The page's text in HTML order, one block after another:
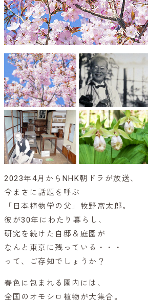
2023年4月からNHK朝ドラが放送、
今まさに話題を呼ぶ
「日本植物学の父」牧野富太郎。
彼が30年にわたり暮らし、
研究を続けた自邸＆庭園が
なんと東京に残っている・・・
って、ご存知でしょうか？
春色に包まれる園内には、
全国のオモシロ植物が大集合。